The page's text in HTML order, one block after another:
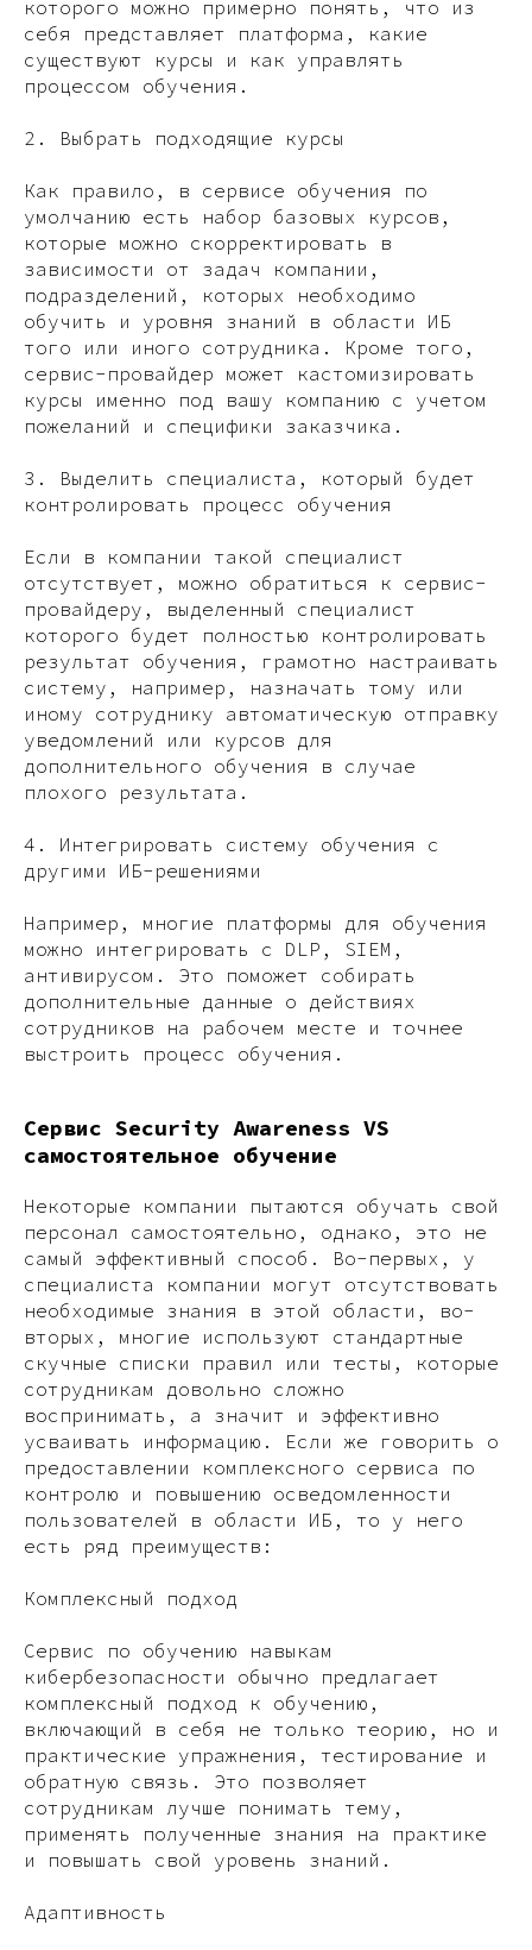
которого можно примерно понять, что из
себя представляет платформа, какие
существуют курсы и как управлять
процессом обучения.
2. Выбрать подходящие курсы
Как правило, в сервисе обучения по
умолчанию есть набор базовых курсов,
которые можно скорректировать в
зависимости от задач компании,
подразделений, которых необходимо
обучить и уровня знаний в области ИБ
того или иного сотрудника. Кроме того,
сервис-провайдер может кастомизировать
курсы именно под вашу компанию с учетом
пожеланий и специфики заказчика.
3. Выделить специалиста, который будет
контролировать процесс обучения
Если в компании такой специалист
отсутствует, можно обратиться к сервис-
провайдеру, выделенный специалист
которого будет полностью контролировать
результат обучения, грамотно настраивать
систему, например, назначать тому или
иному сотруднику автоматическую отправку
уведомлений или курсов для
дополнительного обучения в случае
плохого результата.
4. Интегрировать систему обучения с
другими ИБ-решениями
Например, многие платформы для обучения
можно интегрировать с DLP, SIEM,
антивирусом. Это поможет собирать
дополнительные данные о действиях
сотрудников на рабочем месте и точнее
выстроить процесс обучения.
Сервис Security Awareness VS
самостоятельное обучение
Некоторые компании пытаются обучать свой
персонал самостоятельно, однако, это не
самый эффективный способ. Во-первых, у
специалиста компании могут отсутствовать
необходимые знания в этой области, во-
вторых, многие используют стандартные
скучные списки правил или тесты, которые
сотрудникам довольно сложно
воспринимать, а значит и эффективно
усваивать информацию. Если же говорить о
предоставлении комплексного сервиса по
контролю и повышению осведомленности
пользователей в области ИБ, то у него
есть ряд преимуществ:
Комплексный подход
Сервис по обучению навыкам
кибербезопасности обычно предлагает
комплексный подход к обучению,
включающий в себя не только теорию, но и
практические упражнения, тестирование и
обратную связь. Это позволяет
сотрудникам лучше понимать тему,
применять полученные знания на практике
и повышать свой уровень знаний.
Адаптивность